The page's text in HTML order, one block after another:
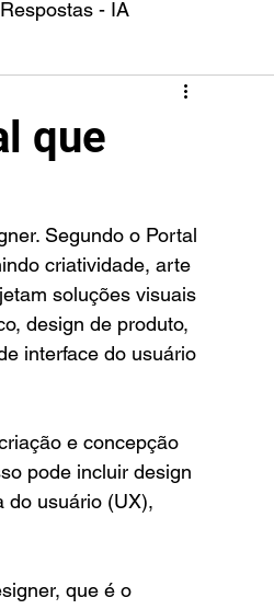
- IA
que
criatividade, arte
soluções visuais
design de produto,
interface do usuário
e concepção
pode incluir design
do usuário (UX),
que é o